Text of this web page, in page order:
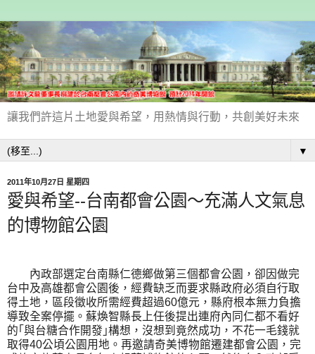
讓我們許這片土地愛與希望，用熱情與行動，共創美好未來
▼
2011年10月27日 星期四
愛與希望--台南都會公園～充滿人文氣息
的博物館公園
內政部選定台南縣仁德鄉做第三個都會公園，卻因做完
台中及高雄都會公園後，經費缺乏而要求縣政府必須自行取
得土地，區段徵收所需經費超過60億元，縣府根本無力負擔
導致全案停擺。蘇煥智縣長上任後提出連府內同仁都不看好
的｢與台糖合作開發｣構想，沒想到竟然成功，不花一毛錢就
取得40公頃公園用地。再邀請奇美博物館遷建都會公園，完